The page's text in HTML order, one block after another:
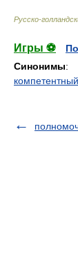
Русско-
Игры ⚽
Синонимы:
компетентный